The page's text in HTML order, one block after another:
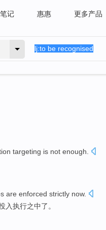
记 惠惠 更多产品
targeting is not enough
are enforced strictly now.
入执行之中了。